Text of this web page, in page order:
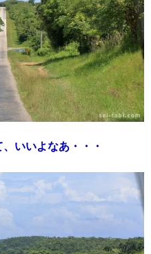
いいよなあ・・・